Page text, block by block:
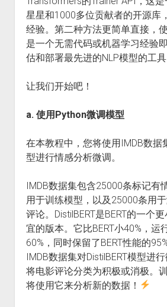
星星和1000多位贡献者的开源库
经验。第二种方法更简单直接，
是一个无需代码或机器学习经验
估和部署最先进的NLP模型的工具
让我们开始吧！
a. 使用Python微调模型
在本教程中，您将使用IMDB数据
型进行情感分析微调。
IMDB数据集包含25000条标记有
用于训练模型，以及25000条用
评论。DistilBERT是BERT的一个
宜的版本。它比BERT小40%，运
60%，同时保留了BERT性能的
IMDB数据集对DistilBERT模型进
将电影评论分类为积极或消极。
将使用它来分析新的数据！